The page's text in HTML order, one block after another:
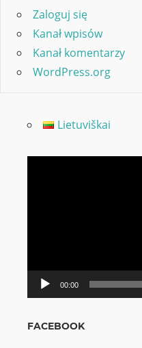
Zaloguj się
Kanał wpisów
Kanał komentarzy
WordPress.org
Lietuviškai
00:00
FACEBOOK